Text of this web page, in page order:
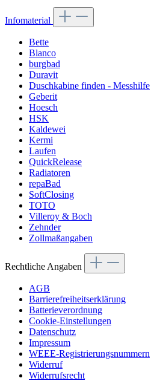
Infomaterial
Bette
Blanco
burgbad
Duravit
Duschkabine finden - Messhilfe
Geberit
Hoesch
HSK
Kaldewei
Kermi
Laufen
QuickRelease
Radiatoren
repaBad
SoftClosing
TOTO
Villeroy & Boch
Zehnder
Zollmaßangaben
Rechtliche Angaben
AGB
Barrierefreiheitserklärung
Batterieverordnung
Cookie-Einstellungen
Datenschutz
Impressum
WEEE-Registrierungsnummern
Widerruf
Widerrufsrecht